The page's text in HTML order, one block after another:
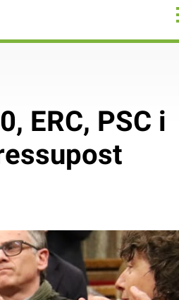
ERC, PSC i